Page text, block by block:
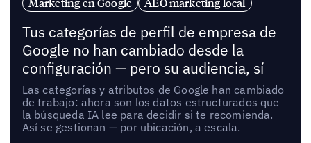
Tus categorías de perfil de empresa de
Google no han cambiado desde la
configuración — pero su audiencia, sí
Las categorías y atributos de Google han cambiado
de trabajo: ahora son los datos estructurados que
la búsqueda IA lee para decidir si te recomienda.
Así se gestionan — por ubicación, a escala.